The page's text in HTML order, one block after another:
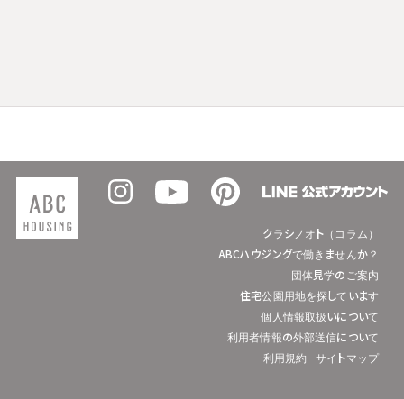
クラシノオト（コラム）
ABCハウジングで働きませんか？
団体見学のご案内
住宅公園用地を探しています
個人情報取扱いについて
利用者情報の外部送信について
利用規約
サイトマップ